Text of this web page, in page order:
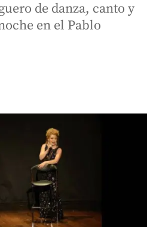
de danza, canto y
en el Pablo